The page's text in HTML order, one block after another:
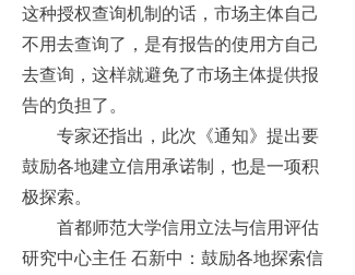
这种授权查询机制的话，市场主体自己
不用去查询了，是有报告的使用方自己
去查询，这样就避免了市场主体提供报
告的负担了。
专家还指出，此次《通知》提出要
鼓励各地建立信用承诺制，也是一项积
极探索。
首都师范大学信用立法与信用评估
研究中心主任 石新中：鼓励各地探索信